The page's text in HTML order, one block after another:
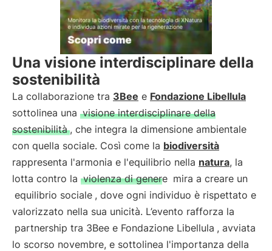
Una visione interdisciplinare della
sostenibilità
La collaborazione tra 3Bee e Fondazione Libellula
sottolinea una visione interdisciplinare della
sostenibilità , che integra la dimensione ambientale
con quella sociale. Così come la biodiversità
rappresenta l'armonia e l'equilibrio nella natura, la
lotta contro la violenza di genere mira a creare un
equilibrio sociale , dove ogni individuo è rispettato e
valorizzato nella sua unicità. L’evento rafforza la
partnership tra 3Bee e Fondazione Libellula , avviata
lo scorso novembre, e sottolinea l'importanza della